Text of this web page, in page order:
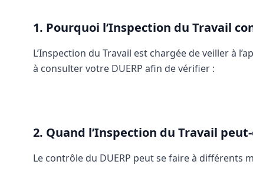
1. Pourquoi l’Inspection du Travail
L’Inspection du Travail est chargée de veiller à
à consulter votre DUERP afin de vérifier :
2. Quand l’Inspection du Travail
Le contrôle du DUERP peut se faire à différents